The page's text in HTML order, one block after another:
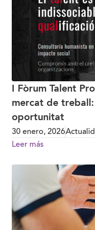
I Fòrum Talent
mercat de
oportunitat
30 enero, 2026
Leer más